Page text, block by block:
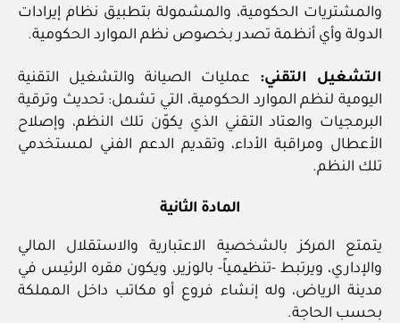
والمشتريات الحكومية، والمشمولة بتطبيق نظام إيرادات
الدولة وأي أنظمة تصدر بخصوص نظم الموارد الحكومية.
التشغيل التقني: عمليات الصيانة والتشغيل التقنية
اليومية لنظم الموارد الحكومية، التي تشمل: تحديث وترقية
البرمجيات والعتاد التقني الذي يكوّن تلك النظم، وإصلاح
الأعطال ومراقبة الأداء، وتقديم الدعم الفني لمستخدمي
تلك النظم.
المادة الثانية
يتمتع المركز بالشخصية الاعتبارية والاستقلال المالي
والإداري، ويرتبط -تنظیمياً- بالوزير، ويكون مقره الرئيس في
مدينة الرياض، وله إنشاء فروع أو مكاتب داخل المملكة
بحسب الحاجة.